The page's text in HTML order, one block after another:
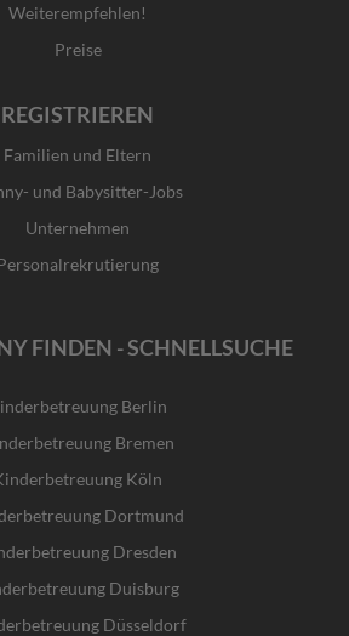
Weiterempfehlen!
Preise
REGISTRIEREN
Familien und Eltern
und Babysitter-Jobs
Unternehmen
FINDEN - SCHNELLSUCHE
Berlin
Bremen
Köln
Dortmund
Dresden
Duisburg
Düsseldorf